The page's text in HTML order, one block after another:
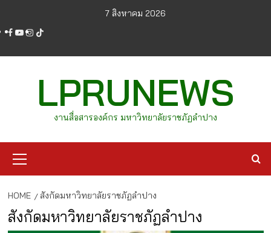
content
7 สิงหาคม 2026
facebook
youtube
instagram
tiktok
LPRUNEWS
งานสื่อสารองค์กร มหาวิทยาลัยราชภัฏลำปาง
Menu
HOME สังกัดมหาวิทยาลัยราชภัฏลำปาง
สังกัดมหาวิทยาลัยราชภัฏลำปาง